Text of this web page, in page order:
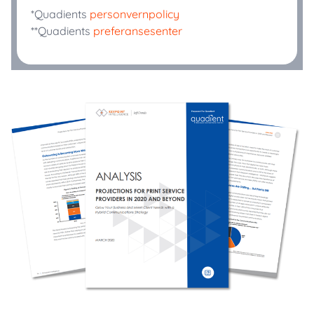
*Quadients personvernpolicy
**Quadients preferansesenter